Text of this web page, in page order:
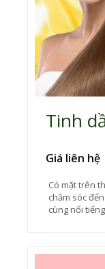
Tinh
Giá liên hệ
Có mặt trên
chăm sóc
cùng nổi